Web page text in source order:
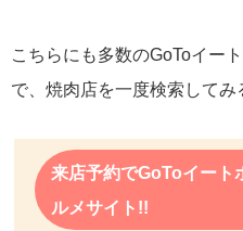
こちらにも多数のGoToイー
で、焼肉店を一度検索してみ
来店予約でGoToイート
ルメサイト!!